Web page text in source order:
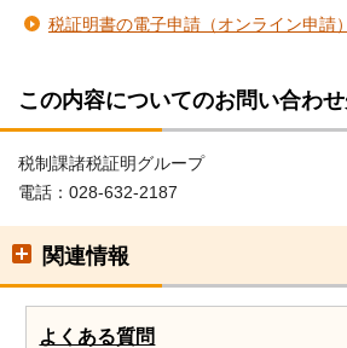
税証明書の電子申請（オンライン申請
この内容についてのお問い合わ
税制課諸税証明グループ
電話：028-632-2187
関連情報
よくある質問